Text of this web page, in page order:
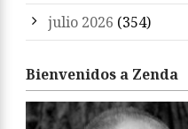
julio 2026 (354)
Bienvenidos a Zenda